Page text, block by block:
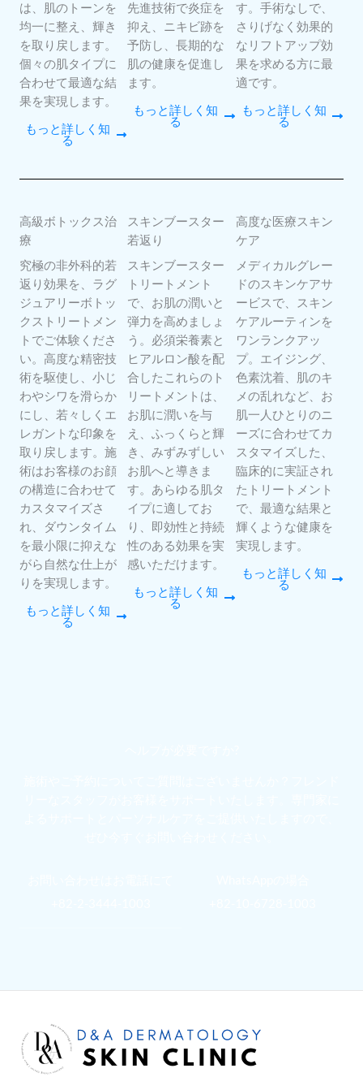
は、肌のトーンを
均一に整え、輝き
を取り戻します。
個々の肌タイプに
合わせて最適な結
果を実現します。
もっと詳しく知
る
先進技術で炎症を
抑え、ニキビ跡を
予防し、長期的な
肌の健康を促進し
ます。
もっと詳しく知
る
す。手術なしで、
さりげなく効果的
なリフトアップ効
果を求める方に最
適です。
もっと詳しく知
る
高級ボトックス治
療
究極の非外科的若
返り効果を、ラグ
ジュアリーボトッ
クストリートメン
トでご体験くださ
い。高度な精密技
術を駆使し、小じ
わやシワを滑らか
にし、若々しくエ
レガントな印象を
取り戻します。施
術はお客様のお顔
の構造に合わせて
カスタマイズさ
れ、ダウンタイム
を最小限に抑えな
がら自然な仕上が
りを実現します。
もっと詳しく知
る
スキンブースター
若返り
スキンブースター
トリートメント
で、お肌の潤いと
弾力を高めましょ
う。必須栄養素と
ヒアルロン酸を配
合したこれらのト
リートメントは、
お肌に潤いを与
え、ふっくらと輝
き、みずみずしい
お肌へと導きま
す。あらゆる肌タ
イプに適してお
り、即効性と持続
性のある効果を実
感いただけます。
もっと詳しく知
る
高度な医療スキン
ケア
メディカルグレー
ドのスキンケアサ
ービスで、スキン
ケアルーティンを
ワンランクアッ
プ。エイジング、
色素沈着、肌のキ
メの乱れなど、お
肌一人ひとりのニ
ーズに合わせてカ
スタマイズした、
臨床的に実証され
たトリートメント
で、最適な結果と
輝くような健康を
実現します。
もっと詳しく知
る